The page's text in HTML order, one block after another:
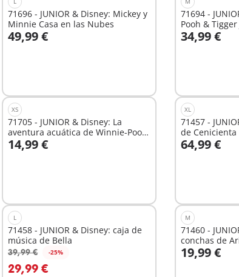
71696 - JUNIOR & Disney: Mickey y
Minnie Casa en las Nubes
49,99 €
A la cesta
71694 -
Pooh &
34,99 €
A la cesta
XS
71705 - JUNIOR & Disney: La
aventura acuática de Winnie-Pooh
y Piglet
14,99 €
A la cesta
XL
71457 -
de Cenicienta
64,99 €
A la cesta
L
71458 - JUNIOR & Disney: caja de
música de Bella
39,99 € -25%
29,99 €
M
71460 -
conchas de
19,99 €
A la cesta